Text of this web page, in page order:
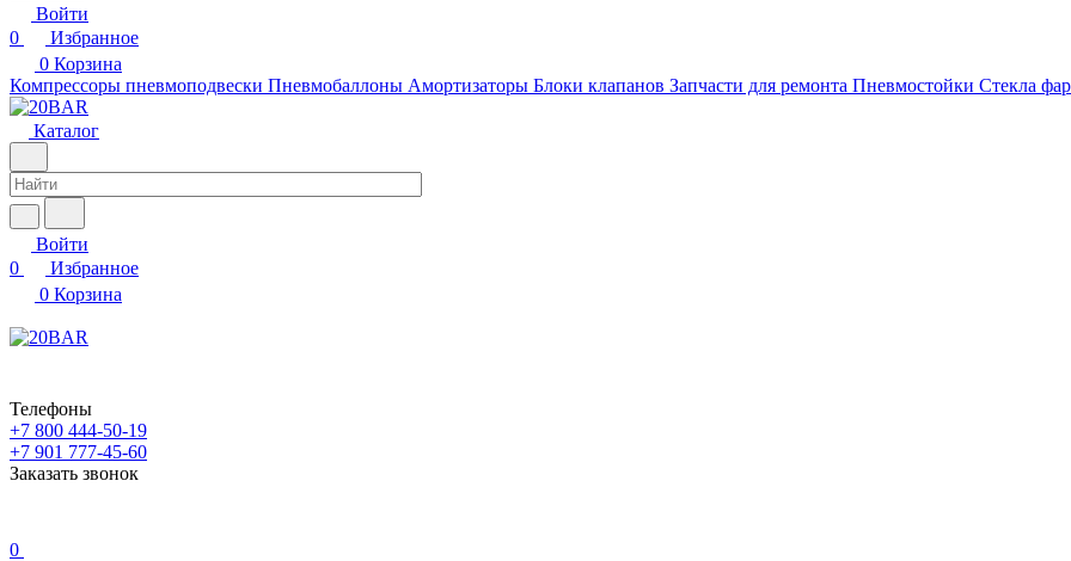
Войти
0
Избранное
0 Корзина
Компрессоры пневмоподвески Пневмобаллоны Амортизаторы Блоки клапанов Запчасти для ремонта Пневмостойки Стекла фар
Каталог
Войти
0
Избранное
0 Корзина
Телефоны
+7 800 444-50-19
+7 901 777-45-60
Заказать звонок
0